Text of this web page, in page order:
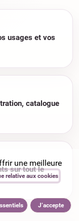
usages et vos
catalogue
sur tout le
une meilleure
relative aux cookies
J’accepte